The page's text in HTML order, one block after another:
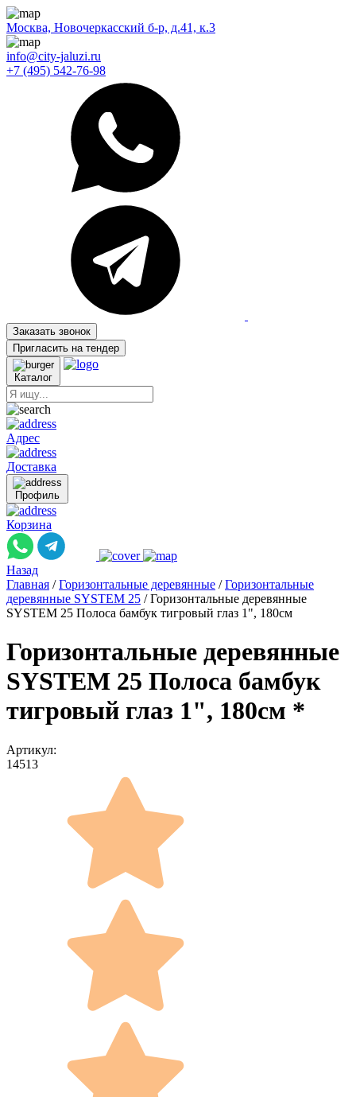
Москва, Новочеркасский б-р, д.41, к.3
info@city-jaluzi.ru
+7 (495) 542-76-98
Заказать звонок
Пригласить на тендер
Каталог
Адрес
Доставка
Профиль
Корзина
Назад
Главная / Горизонтальные деревянные / Горизонтальные
деревянные SYSTEM 25 / Горизонтальные деревянные
SYSTEM 25 Полоса бамбук тигровый глаз 1", 180см
Горизонтальные деревянные
SYSTEM 25 Полоса бамбук
тигровый глаз 1", 180см *
Артикул:
14513